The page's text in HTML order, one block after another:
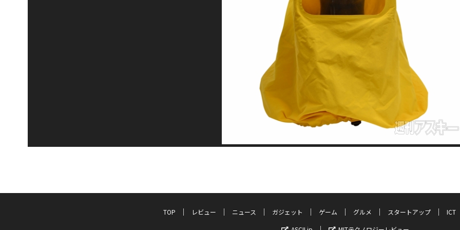
TOP レビュー ニュース ガジェット ゲーム グルメ スタートアップ
ICT